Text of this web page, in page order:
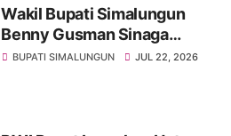
Wakil Bupati Simalungun
Benny Gusman Sinaga
Disebutsebut Terlibat
BUPATI SIMALUNGUN JUL 22, 2026